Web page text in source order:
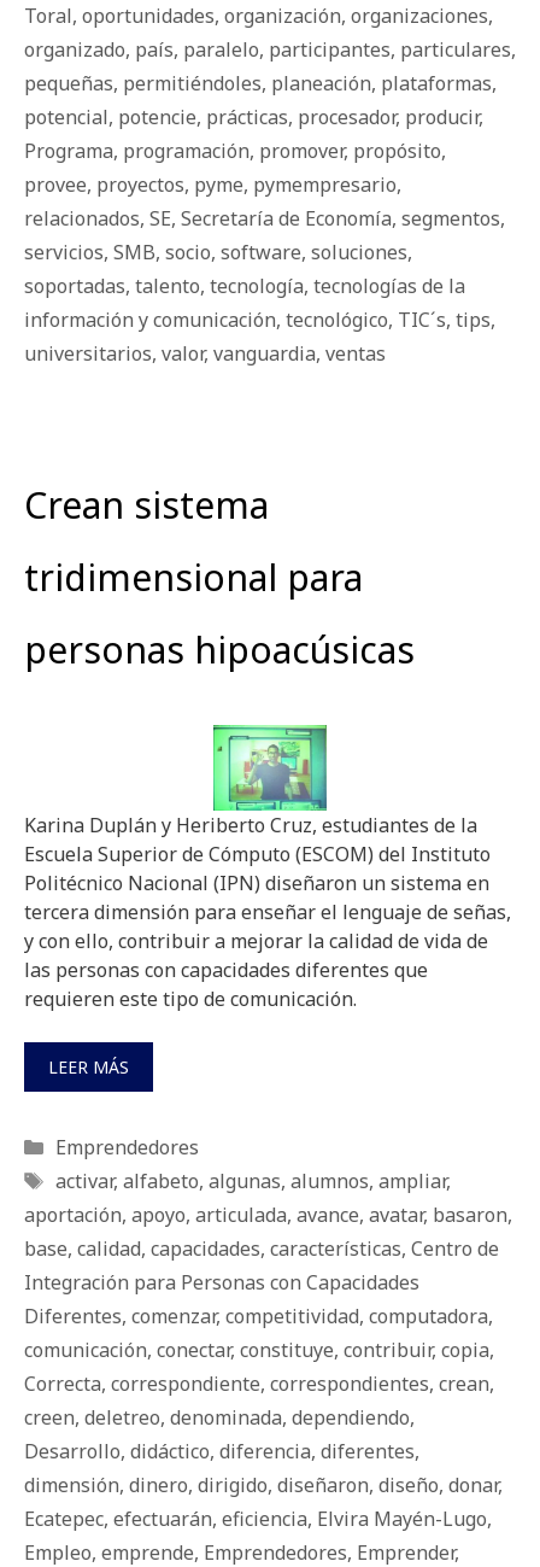
Toral, oportunidades, organización, organizaciones,
organizado, país, paralelo, participantes, particulares,
pequeñas, permitiéndoles, planeación, plataformas,
potencial, potencie, prácticas, procesador, producir,
Programa, programación, promover, propósito,
provee, proyectos, pyme, pymempresario,
relacionados, SE, Secretaría de Economía, segmentos,
servicios, SMB, socio, software, soluciones,
soportadas, talento, tecnología, tecnologías de la
información y comunicación, tecnológico, TIC´s, tips,
universitarios, valor, vanguardia, ventas
Crean sistema
tridimensional para
personas hipoacúsicas
Karina Duplán y Heriberto Cruz, estudiantes de la
Escuela Superior de Cómputo (ESCOM) del Instituto
Politécnico Nacional (IPN) diseñaron un sistema en
tercera dimensión para enseñar el lenguaje de señas,
y con ello, contribuir a mejorar la calidad de vida de
las personas con capacidades diferentes que
requieren este tipo de comunicación.
LEER MÁS
Categorías
Emprendedores
Etiquetas
activar, alfabeto, algunas, alumnos, ampliar,
aportación, apoyo, articulada, avance, avatar, basaron,
base, calidad, capacidades, características, Centro de
Integración para Personas con Capacidades
Diferentes, comenzar, competitividad, computadora,
comunicación, conectar, constituye, contribuir, copia,
Correcta, correspondiente, correspondientes, crean,
creen, deletreo, denominada, dependiendo,
Desarrollo, didáctico, diferencia, diferentes,
dimensión, dinero, dirigido, diseñaron, diseño, donar,
Ecatepec, efectuarán, eficiencia, Elvira Mayén-Lugo,
Empleo, emprende, Emprendedores, Emprender,